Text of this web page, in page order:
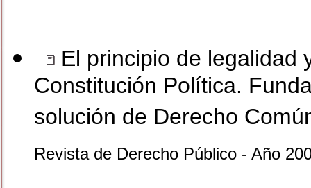
El principio de legalidad
Constitución Política.
solución de Derecho
Revista de Derecho Público - Año